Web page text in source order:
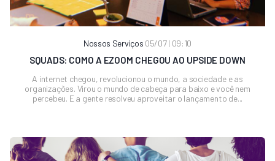
Nossos Serviços 05/07 | 09:10
SQUADS: COMO A EZOOM CHEGOU AO UPSIDE DOWN
A internet chegou, revolucionou o mundo, a sociedade e as
organizações. Virou o mundo de cabeça para baixo e você nem
percebeu. E a gente resolveu aproveitar o lançamento de...